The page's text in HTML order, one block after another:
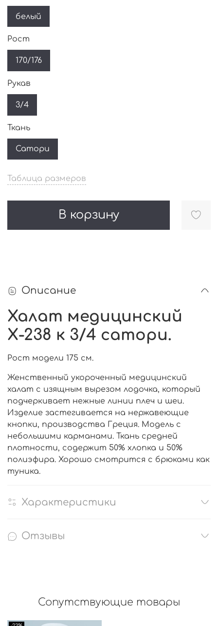
Таблица размеров
В корзину
белый
Рост
170/176
Рукав
3/4
Ткань
Сатори
Описание
Халат медицинский
Х-238 к 3/4 сатори.
Рост модели 175 см.
Женственный укороченный медицинский
халат с изящным вырезом лодочка, который
подчеркивает нежные линии плеч и шеи.
Изделие застегивается на нержавеющие
кнопки, производства Греция. Модель с
небольшими карманами. Ткань средней
плотности, содержит 50% хлопка и 50%
полиэфира. Хорошо смотрится с брюками как
туника.
Характеристики
Отзывы
Сопутствующие товары